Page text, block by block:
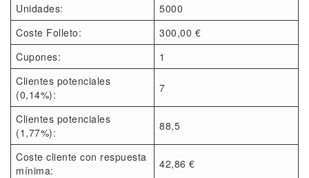
Unidades:
5000
Coste Folleto:
300,00 €
Cupones:
1
Clientes potenciales
(0,14%):
7
Clientes potenciales
(1,77%):
88,5
Coste cliente con respuesta
mínima:
42,86 €